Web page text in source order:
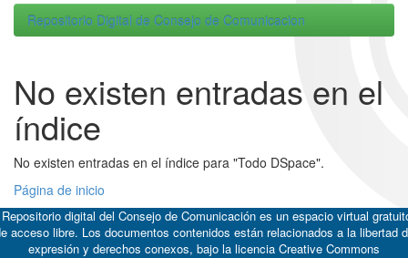
Repositorio Digital de Consejo de Comunicacion
No existen entradas en el
índice
No existen entradas en el índice para "Todo DSpace".
Página de inicio
digital del Consejo de Comunicación es un espacio virtual
acceso libre. Los documentos contenidos están relacionados a la libertad
expresión y derechos conexos, bajo la licencia Creative Commons